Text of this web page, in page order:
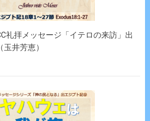
礼拝メッセージ「イテロの来訪」出
井芳恵）